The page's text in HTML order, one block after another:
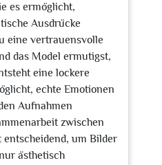
es ermöglicht,
Ausdrücke
eine vertrauensvolle
das Model ermutigst,
eine lockere
echte Emotionen
Aufnahmen
zwischen
entscheidend, um Bilder
ästhetisch